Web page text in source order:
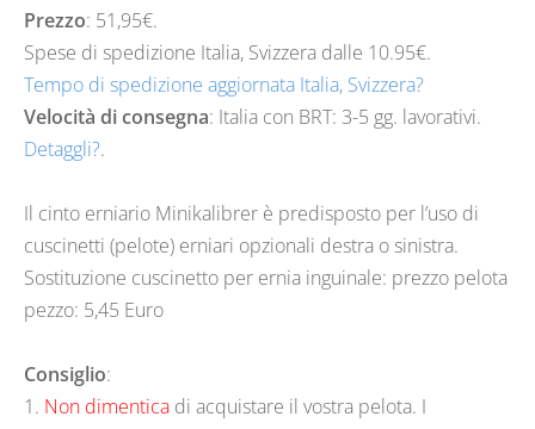
Prezzo: 51,95€.
Spese di spedizione Italia, Svizzera dalle 10.95€.
Tempo di spedizione aggiornata Italia, Svizzera?
Velocità di consegna: Italia con BRT: 3-5 gg. lavorativi.
Detaggli?.
Il cinto erniario Minikalibrer è predisposto per l’uso di
cuscinetti (pelote) erniari opzionali destra o sinistra.
Sostituzione cuscinetto per ernia inguinale: prezzo pelota
pezzo: 5,45 Euro
Consiglio:
1. Non dimentica di acquistare il vostra pelota. I